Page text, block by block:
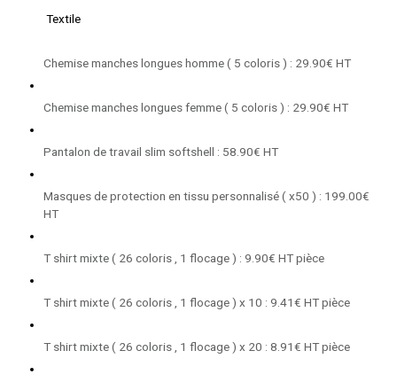
Textile
Chemise manches longues homme ( 5 coloris ) : 29.90€ HT
Chemise manches longues femme ( 5 coloris ) : 29.90€ HT
Pantalon de travail slim softshell : 58.90€ HT
Masques de protection en tissu personnalisé ( x50 ) : 199.00€
HT
T shirt mixte ( 26 coloris , 1 flocage ) : 9.90€ HT pièce
T shirt mixte ( 26 coloris , 1 flocage ) x 10 : 9.41€ HT pièce
T shirt mixte ( 26 coloris , 1 flocage ) x 20 : 8.91€ HT pièce